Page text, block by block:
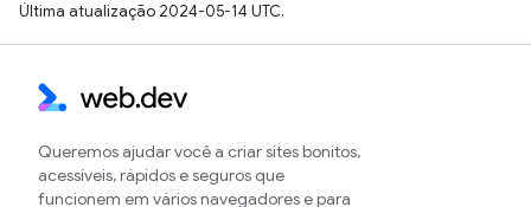
Última atualização 2024-05-14 UTC.
Queremos ajudar você a criar sites bonitos,
acessíveis, rápidos e seguros que
funcionem em vários navegadores e para